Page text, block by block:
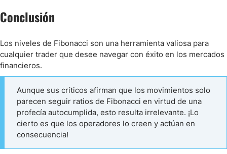
Conclusión
Los niveles de Fibonacci son una herramienta valiosa para
cualquier trader que desee navegar con éxito en los mercados
financieros.
Aunque sus críticos afirman que los movimientos solo
parecen seguir ratios de Fibonacci en virtud de una
profecía autocumplida, esto resulta irrelevante. ¡Lo
cierto es que los operadores lo creen y actúan en
consecuencia!